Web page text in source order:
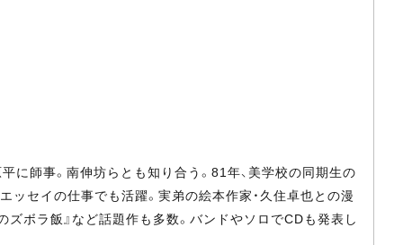
に師事。南伸坊らとも知り合う。81年、美学校の同期生の
ッセイの仕事でも活躍。実弟の絵本作家・久住卓也との漫
ズボラ飯』など話題作も多数。バンドやソロでCDも発表し